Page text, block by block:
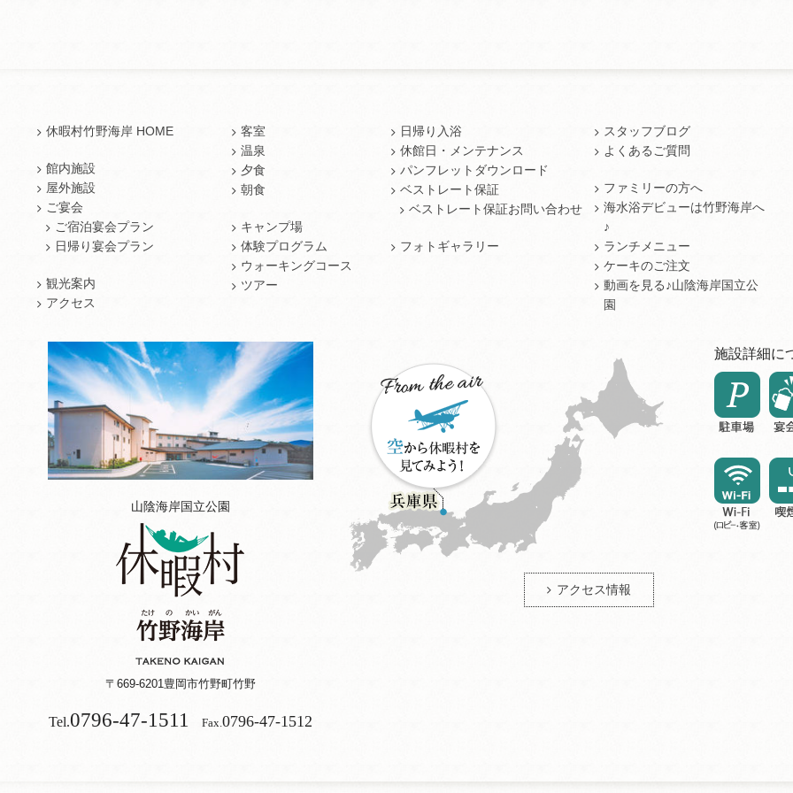
休暇村竹野海岸 HOME
館内施設
屋外施設
ご宴会
ご宿泊宴会プラン
日帰り宴会プラン
観光案内
アクセス
客室
温泉
夕食
朝食
キャンプ場
体験プログラム
ウォーキングコース
ツアー
日帰り入浴
休館日・メンテナンス
パンフレットダウンロード
ベストレート保証
ベストレート保証お問い合わせ
フォトギャラリー
スタッフブログ
よくあるご質問
ファミリーの方へ
海水浴デビューは竹野海岸へ
♪
ランチメニュー
ケーキのご注文
動画を見る♪山陰海岸国立公
園
山陰海岸国立公園
〒669-6201 豊岡市竹野町竹野
Tel.0796-47-1511 Fax. 0796-47-1512
アクセス情報
施設詳細に